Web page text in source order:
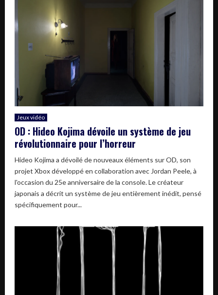
Jeux vidéo
OD : Hideo Kojima dévoile un système de jeu
révolutionnaire pour l’horreur
Hideo Kojima a dévoilé de nouveaux éléments sur OD, son
projet Xbox développé en collaboration avec Jordan Peele, à
l'occasion du 25e anniversaire de la console. Le créateur
japonais a décrit un système de jeu entièrement inédit, pensé
spécifiquement pour...